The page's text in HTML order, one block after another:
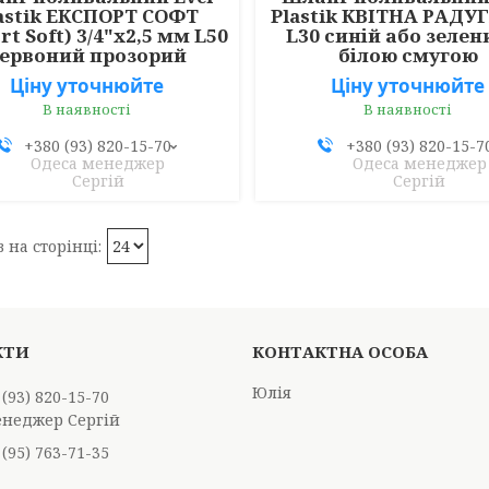
ЕКСПОРТ СОФТ
Soft) 3/4"х2,5 мм L50
прозорий
Ціну уточнюйте
В наявності
+380 (93) 820-15-70
Одеса менеджер
Сергій
Plastik КВІТНА
L30 синій або
білою смугою
Ціну уточнюйте
В наявності
+380 (93) 820-15-
Одеса менеджер
Сергій
820-15-70
Сергій
763-71-35
Юлія